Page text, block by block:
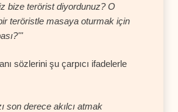
bize terörist diyordunuz? O
teröristle masaya oturmak için
sözlerini şu çarpıcı ifadelerle
son derece akılcı atmak